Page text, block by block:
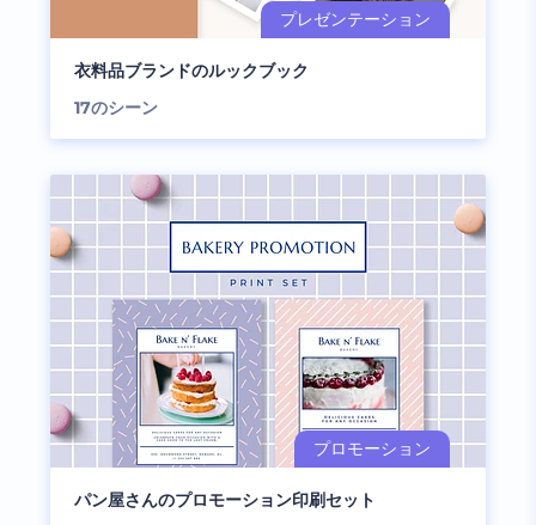
衣料品ブランドのルックブック
17のシーン
パン屋さんのプロモーション印刷セット